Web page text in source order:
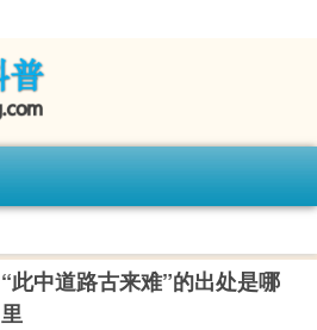
“此中道路古来难”的出处是哪
里